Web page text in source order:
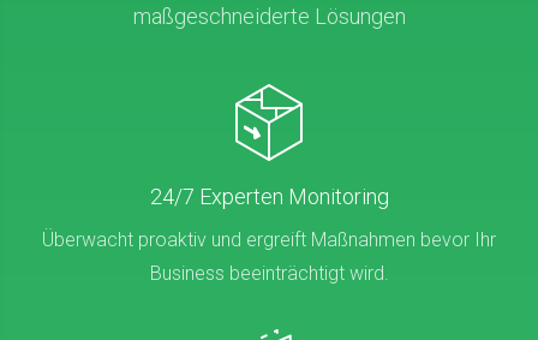
maßgeschneiderte Lösungen
24/7 Experten Monitoring
Überwacht proaktiv und ergreift Maßnahmen bevor Ihr
Business beeinträchtigt wird.